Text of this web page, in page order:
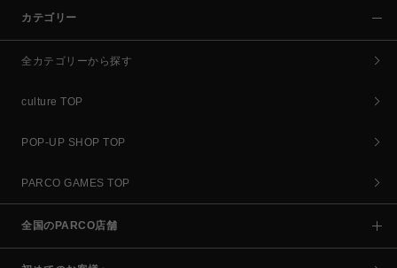
カテゴリー
全カテゴリーから探す
culture TOP
POP-UP SHOP TOP
PARCO GAMES TOP
全国のPARCO店舗